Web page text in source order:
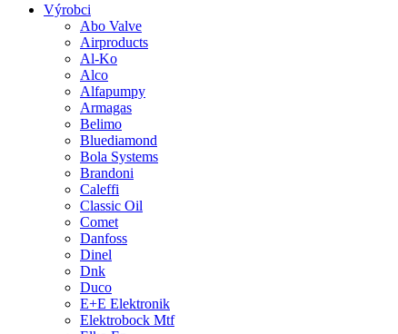
Výrobci
Abo Valve
Airproducts
Al-Ko
Alco
Alfapumpy
Armagas
Belimo
Bluediamond
Bola Systems
Brandoni
Caleffi
Classic Oil
Comet
Danfoss
Dinel
Dnk
Duco
E+E Elektronik
Elektrobock Mtf